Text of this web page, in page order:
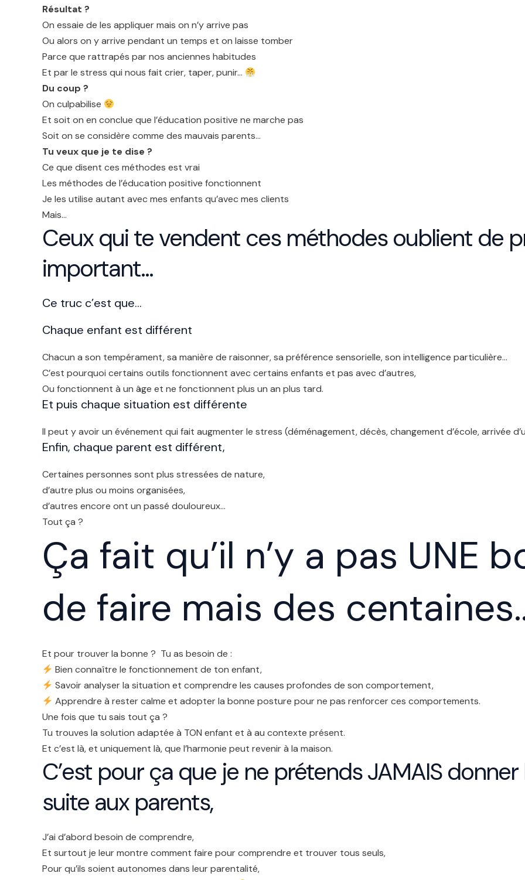
Résultat ?
On essaie de les appliquer mais on n’y arrive pas
Ou alors on y arrive pendant un temps et on laisse tomber
Parce que rattrapés par nos anciennes habitudes
Et par le stress qui nous fait crier, taper, punir…
Du coup ?
On culpabilise
Et soit on en conclue que l’éducation positive ne marche pas
Soit on se considère comme des mauvais parents…
Tu veux que je te dise ?
Ce que disent ces méthodes est vrai
Les méthodes de l’éducation positive fonctionnent
Je les utilise autant avec mes enfants qu’avec mes clients
Mais…
Ceux qui te vendent ces méthodes oublient de
important…
Ce truc c’est que…
Chaque enfant est différent
Chacun a son tempérament, sa manière de raisonner, sa préférence sensorielle, son intelligence particulière…
C’est pourquoi certains outils fonctionnent avec certains enfants et pas avec d’autres,
Ou fonctionnent à un âge et ne fonctionnent plus un an plus tard.
Et puis chaque situation est différente
Il peut y avoir un événement qui fait augmenter le stress (déménagement, décès, changement d’école, arrivée
Enfin, chaque parent est différent,
Certaines personnes sont plus stressées de nature,
d’autre plus ou moins organisées,
d’autres encore ont un passé douloureux…
Tout ça ?
Ça fait qu’il n’y a pas UNE
de faire mais des
Et pour trouver la bonne ? Tu as besoin de :
Bien connaître le fonctionnement de ton enfant,
Savoir analyser la situation et comprendre les causes profondes de son comportement,
Apprendre à rester calme et adopter la bonne posture pour ne pas renforcer ces comportements.
Une fois que tu sais tout ça ?
Tu trouves la solution adaptée à TON enfant et à au contexte présent.
Et c’est là, et uniquement là, que l’harmonie peut revenir à la maison.
C’est pour ça que je ne prétends JAMAIS
suite aux parents,
J’ai d’abord besoin de comprendre,
Et surtout je leur montre comment faire pour comprendre et trouver tous seuls,
Pour qu’ils soient autonomes dans leur parentalité,